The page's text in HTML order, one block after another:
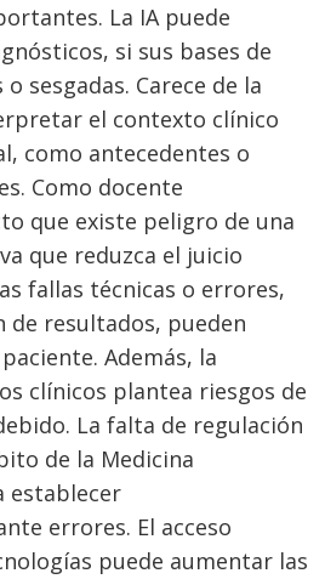
La IA puede
si sus bases de
sesgadas. Carece de la
el contexto clínico
como antecedentes o
Como docente
que existe peligro de una
que reduzca el juicio
fallas técnicas o errores,
resultados, pueden
Además, la
clínicos plantea riesgos de
La falta de regulación
de la Medicina
establecer
errores. El acceso
puede aumentar las